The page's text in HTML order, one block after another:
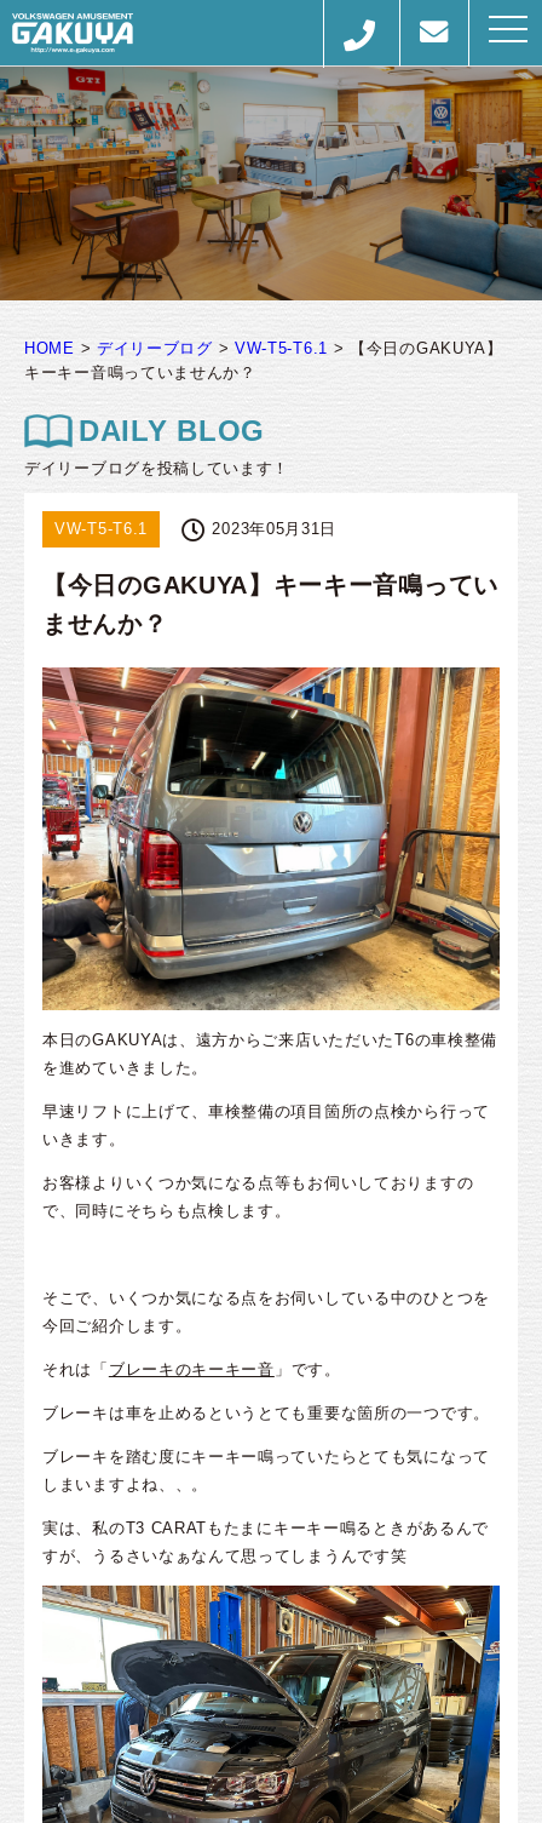
HOME > デイリーブログ > VW-T5-T6.1 >
【今日のGAKUYA】
キーキー音鳴っていませんか？
DAILY BLOG
デイリーブログを投稿しています！
VW-T5-T6.1 2023年05月31日
【今日のGAKUYA】キーキー音鳴ってい
ませんか？
本日のGAKUYAは、遠方からご来店いただいたT6の車検整備
を進めていきました。
早速リフトに上げて、車検整備の項目箇所の点検から行って
いきます。
お客様よりいくつか気になる点等もお伺いしておりますの
で、同時にそちらも点検します。
そこで、いくつか気になる点をお伺いしている中のひとつを
今回ご紹介します。
それは「 ブレーキのキーキー音 」です。
ブレーキは車を止めるというとても重要な箇所の一つです。
ブレーキを踏む度にキーキー鳴っていたらとても気になって
しまいますよね、、。
実は、私のT3 CARATもたまにキーキー鳴るときがあるんで
すが、うるさいなぁなんて思ってしまうんです笑